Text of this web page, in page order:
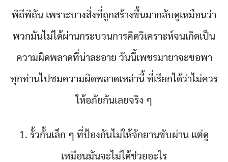
พิถีพิถัน เพราะบางสิ่งที่ถูกสร้างขึ้นมากลับดูเหมือนว่า
พวกมันไม่ได้ผ่านกระบวนการคิดวิเคราะห์จนเกิดเป็น
ความผิดพลาดที่น่าละอาย วันนี้เพชรมายาจะขอพา
ทุกท่านไปชมความผิดพลาดเหล่านี้ ที่เรียกได้ว่าไม่ควร
ให้อภัยกันเลยจริง ๆ
1. รั้วกั้นเล็ก ๆ ที่ป้องกันไม่ให้จักยานขับผ่าน แต่ดู
เหมือนมันจะไม่ได้ช่วยอะไร